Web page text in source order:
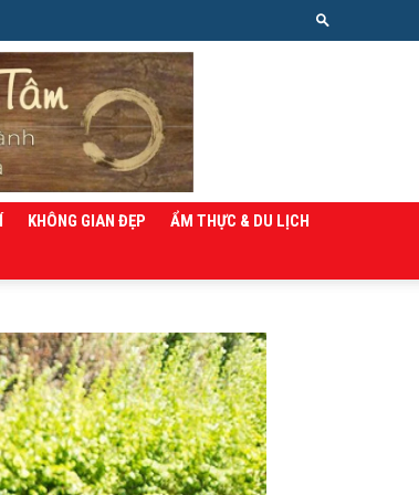
KHÔNG GIAN ĐẸP
ẨM THỰC & DU LỊCH